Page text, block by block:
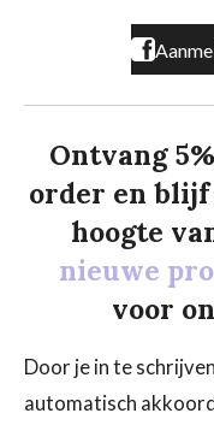
Ontvang
order en blijf
hoogte
nieuwe
voor
Door je in te
automatisch